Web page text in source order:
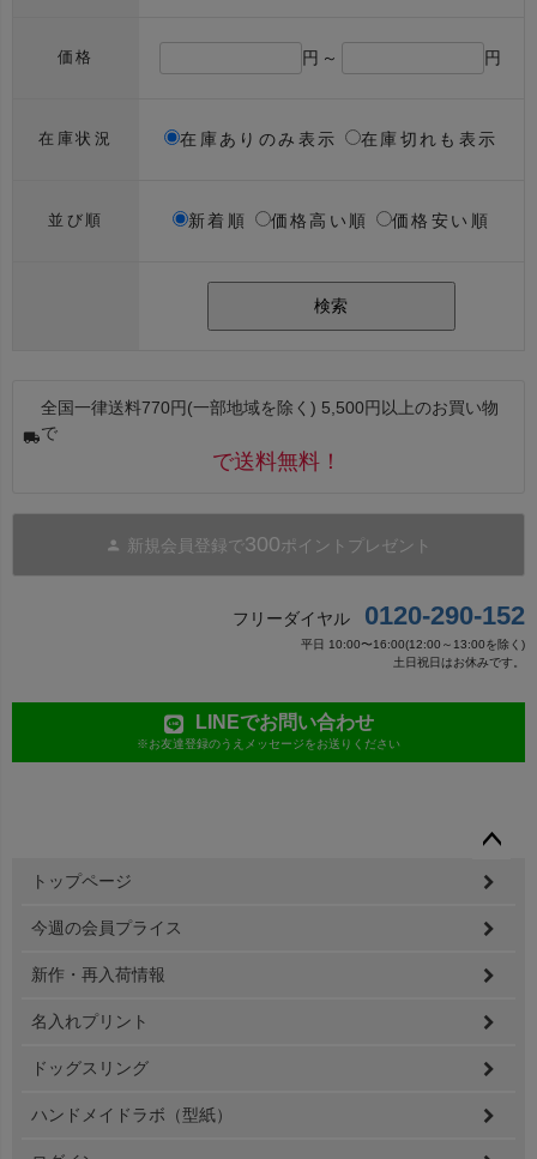
価格 円～ 円
在庫状況 在庫ありのみ表示 在庫切れも表示
並び順 新着順 価格高い順 価格安い順
検索
全国一律送料770円(一部地域を除く) 5,500円以上のお買い物
で
で送料無料！
新規会員登録で300ポイントプレゼント
フリーダイヤル 0120-290-152
平日 10:00〜16:00(12:00～13:00を除く)
土日祝日はお休みです。
LINEでお問い合わせ
※お友達登録のうえメッセージをお送りください
ペー
ップ
トップページ
今週の会員プライス
新作・再入荷情報
名入れプリント
ドッグスリング
ハンドメイドラボ（型紙）